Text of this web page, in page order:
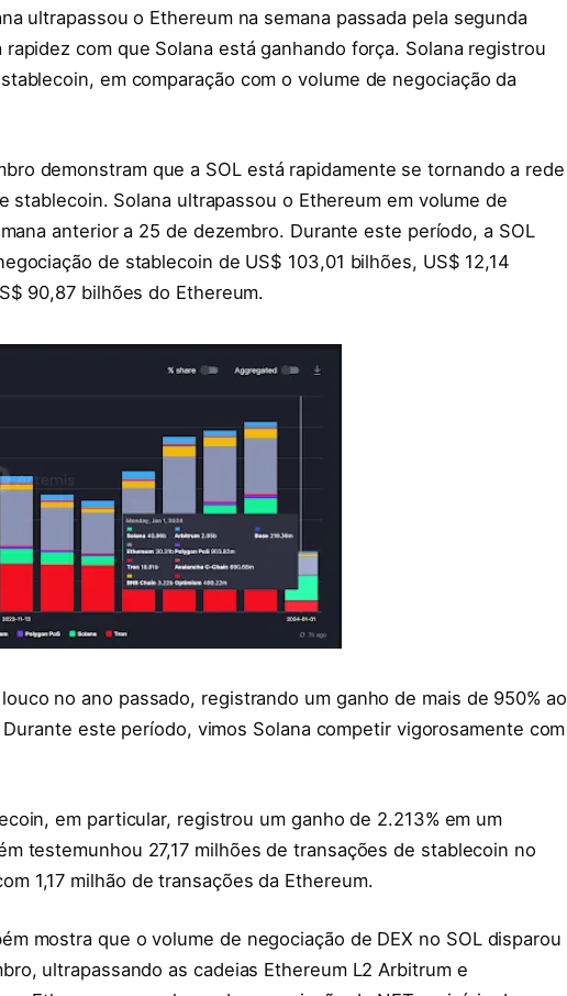
ultrapassou o Ethereum na semana passada pela segunda
com que Solana está ganhando força. Solana registrou
em comparação com o volume de negociação da
demonstram que a SOL está rapidamente se tornando a rede
stablecoin. Solana ultrapassou o Ethereum em volume de
anterior a 25 de dezembro. Durante este período, a SOL
de stablecoin de US$ 103,01 bilhões, US$ 12,14
90,87 bilhões do Ethereum.
no ano passado, registrando um ganho de mais de 950% ao
este período, vimos Solana competir vigorosamente com
em particular, registrou um ganho de 2.213% em um
testemunhou 27,17 milhões de transações de stablecoin no
1,17 milhão de transações da Ethereum.
mostra que o volume de negociação de DEX no SOL disparou
ultrapassando as cadeias Ethereum L2 Arbitrum e